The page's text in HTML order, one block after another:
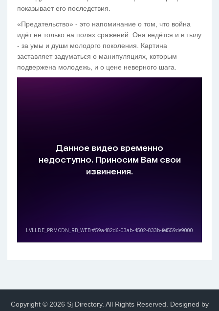
показывает его последствия.
«Предательство» - это напоминание о том, что война
идёт не только на полях сражений. Она ведётся и в тылу
- за умы и души молодого поколения. Картина
заставляет задуматься о манипуляциях, которым
подвержена молодежь, и о цене неверного шага.
Copyright © 2026 Sj Directory. All Rights Reserved. Designed by